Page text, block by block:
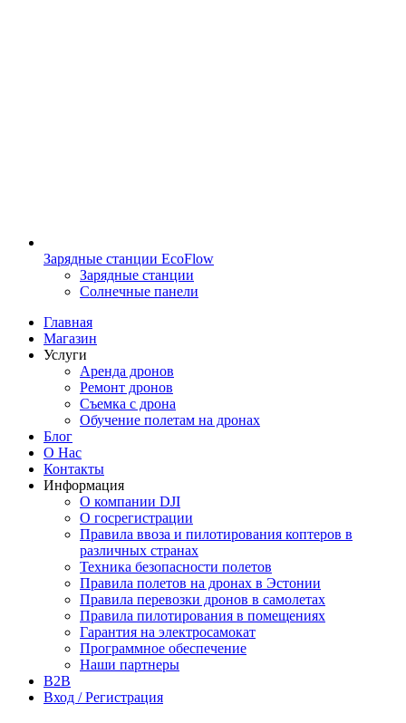
Зарядные станции EcoFlow
Зарядные станции
Солнечные панели
Главная
Магазин
Услуги
Аренда дронов
Ремонт дронов
Съемка с дрона
Обучение полетам на дронах
Блог
О Нас
Контакты
Информация
О компании DJI
О госрегистрации
Правила ввоза и пилотирования коптеров в
различных странах
Техника безопасности полетов
Правила полетов на дронах в Эстонии
Правила перевозки дронов в самолетах
Правила пилотирования в помещениях
Гарантия на электросамокат
Программное обеспечение
Наши партнеры
B2B
Вход / Регистрация